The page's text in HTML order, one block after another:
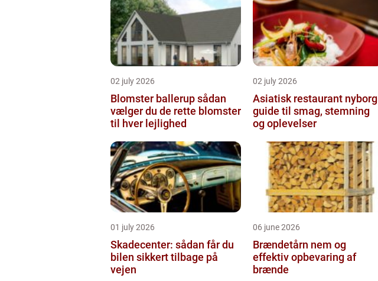
02 july 2026
Blomster ballerup sådan
vælger du de rette blomster
til hver lejlighed
02 july 2026
Asiatisk restaurant nyborg
guide til smag, stemning
og oplevelser
01 july 2026
Skadecenter: sådan får du
bilen sikkert tilbage på
vejen
06 june 2026
Brændetårn nem og
effektiv opbevaring af
brænde